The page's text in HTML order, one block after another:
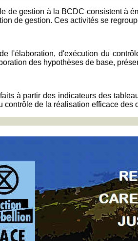
de gestion à la BCDC consistent à
de gestion. Ces activités se
l'élaboration, d'exécution du
des hypothèses de base,
à partir des indicateurs des
contrôle de la réalisation efficace